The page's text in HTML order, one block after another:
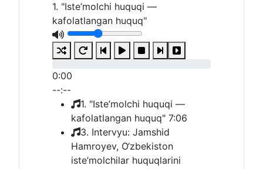
1. "Iste’molchi huquqi —
kafolatlangan huquq"
0:00
--:--
1. "Iste’molchi huquqi —
kafolatlangan huquq" 7:06
3. Intervyu: Jamshid
Hamroyev, O‘zbekiston
iste’molchilar huquqlarini